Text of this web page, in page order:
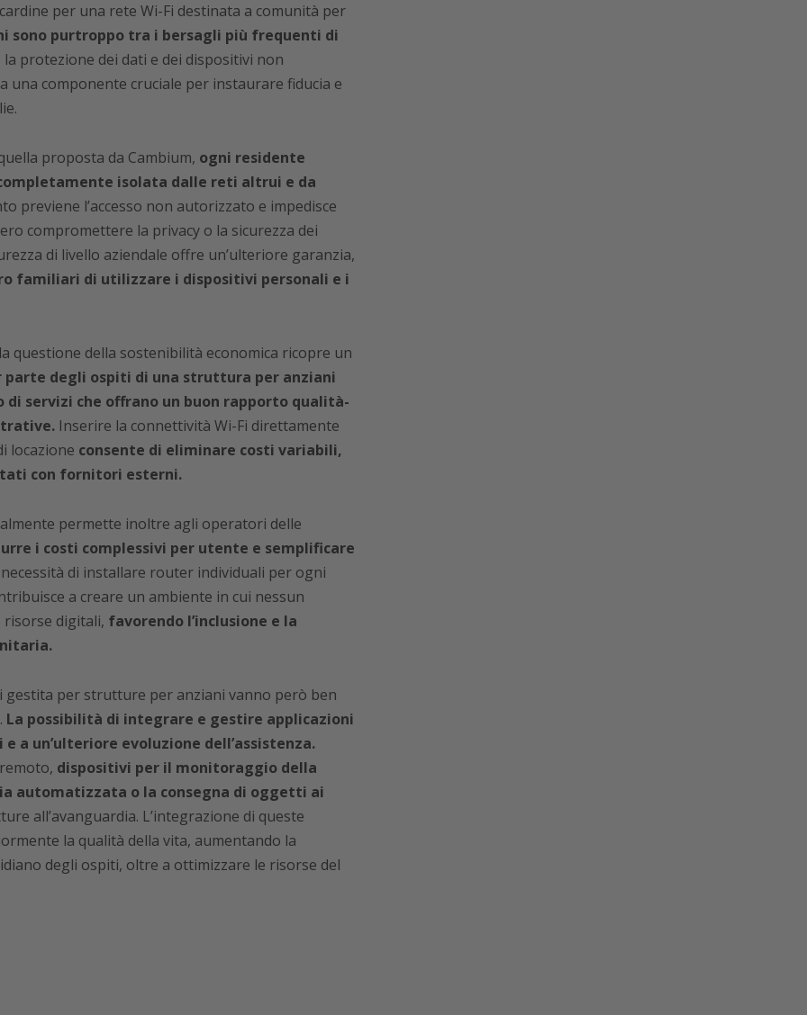
per una rete Wi-Fi destinata a comunità per
sono purtroppo tra i bersagli più frequenti di
protezione dei dati e dei dispositivi non
una componente cruciale per instaurare fiducia e
proposta da Cambium, ogni residente
isolata dalle reti altrui e da
previene l’accesso non autorizzato e impedisce
compromettere la privacy o la sicurezza dei
di livello aziendale offre un’ulteriore garanzia,
familiari di utilizzare i dispositivi personali e i
questione della sostenibilità economica ricopre un
parte degli ospiti di una struttura per anziani
di servizi che offrano un buon rapporto qualità-
Inserire la connettività Wi-Fi direttamente
locazione consente di eliminare costi variabili,
con fornitori esterni.
permette inoltre agli operatori delle
i costi complessivi per utente e semplificare
di installare router individuali per ogni
a creare un ambiente in cui nessun
risorse digitali, favorendo l’inclusione e la
gestita per strutture per anziani vanno però ben
La possibilità di integrare e gestire applicazioni
a un’ulteriore evoluzione dell’assistenza.
dispositivi per il monitoraggio della
automatizzata o la consegna di oggetti ai
all’avanguardia. L’integrazione di queste
la qualità della vita, aumentando la
degli ospiti, oltre a ottimizzare le risorse del